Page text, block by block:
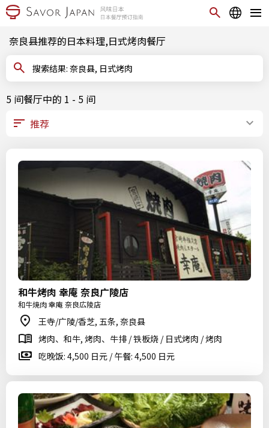
奈良县推荐的日本料理,日式烤肉餐厅
搜索结果: 奈良县, 日式烤肉
5 间餐厅中的 1 - 5 间
和牛烤肉 幸庵 奈良广陵店
和牛焼肉 幸庵 奈良広陵店
王寺/广陵/香芝, 五条, 奈良县
烤肉、和牛, 烤肉、牛排 / 铁板烧 / 日式烤肉 / 烤肉
吃晚饭: 4,500 日元 / 午餐: 4,500 日元